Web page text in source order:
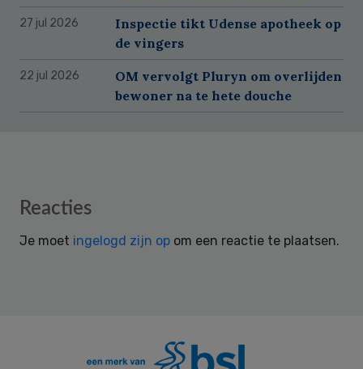
27 jul 2026
Inspectie tikt Udense apotheek op
de vingers
22 jul 2026
OM vervolgt Pluryn om overlijden
bewoner na te hete douche
Reader
Reacties
Je moet ingelogd zijn op om een reactie te plaatsen.